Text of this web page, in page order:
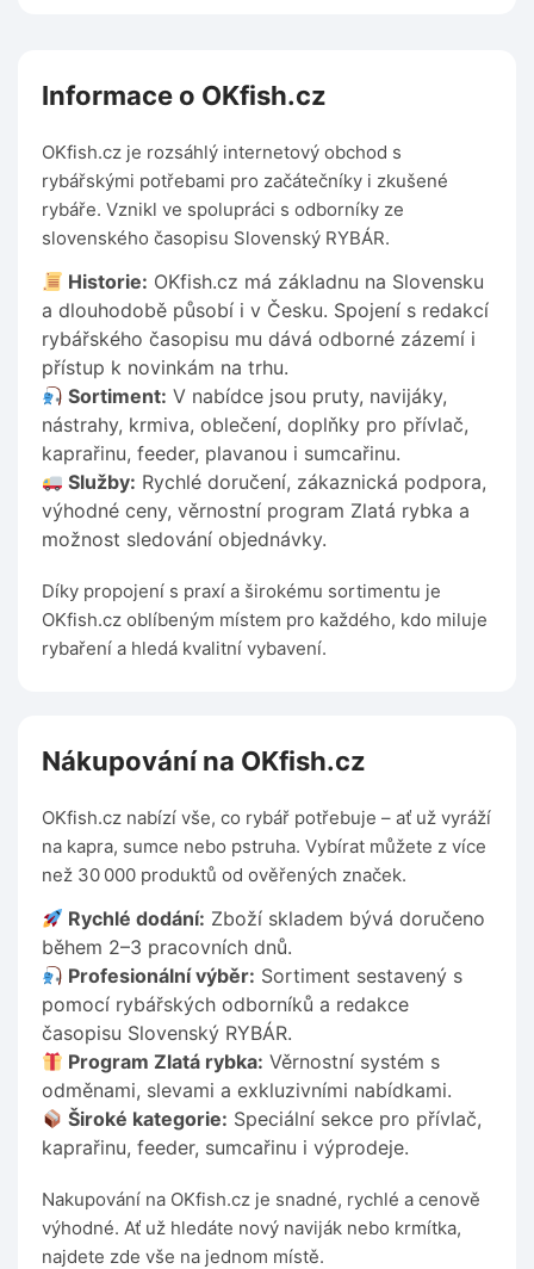
Informace o OKfish.cz
OKfish.cz je rozsáhlý internetový obchod s
rybářskými potřebami pro začátečníky i zkušené
rybáře. Vznikl ve spolupráci s odborníky ze
slovenského časopisu Slovenský RYBÁR.
Historie: OKfish.cz má základnu na Slovensku
a dlouhodobě působí i v Česku. Spojení s redakcí
rybářského časopisu mu dává odborné zázemí i
přístup k novinkám na trhu.
Sortiment: V nabídce jsou pruty, navijáky,
nástrahy, krmiva, oblečení, doplňky pro přívlač,
kaprařinu, feeder, plavanou i sumcařinu.
Služby: Rychlé doručení, zákaznická podpora,
výhodné ceny, věrnostní program Zlatá rybka a
možnost sledování objednávky.
Díky propojení s praxí a širokému sortimentu je
OKfish.cz oblíbeným místem pro každého, kdo miluje
rybaření a hledá kvalitní vybavení.
Nákupování na OKfish.cz
OKfish.cz nabízí vše, co rybář potřebuje – ať už vyráží
na kapra, sumce nebo pstruha. Vybírat můžete z více
než 30 000 produktů od ověřených značek.
Rychlé dodání: Zboží skladem bývá doručeno
během 2–3 pracovních dnů.
Profesionální výběr: Sortiment sestavený s
pomocí rybářských odborníků a redakce
časopisu Slovenský RYBÁR.
Program Zlatá rybka: Věrnostní systém s
odměnami, slevami a exkluzivními nabídkami.
Široké kategorie: Speciální sekce pro přívlač,
kaprařinu, feeder, sumcařinu i výprodeje.
Nakupování na OKfish.cz je snadné, rychlé a cenově
výhodné. Ať už hledáte nový naviják nebo krmítka,
najdete zde vše na jednom místě.